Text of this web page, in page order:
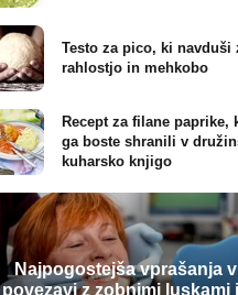
Testo za pico, ki navduši
rahlostjo in mehkobo
Recept za filane paprike,
ga boste shranili v
kuharsko knjigo
Najpogostejša vprašanja v
povezavi z zobnimi luskami